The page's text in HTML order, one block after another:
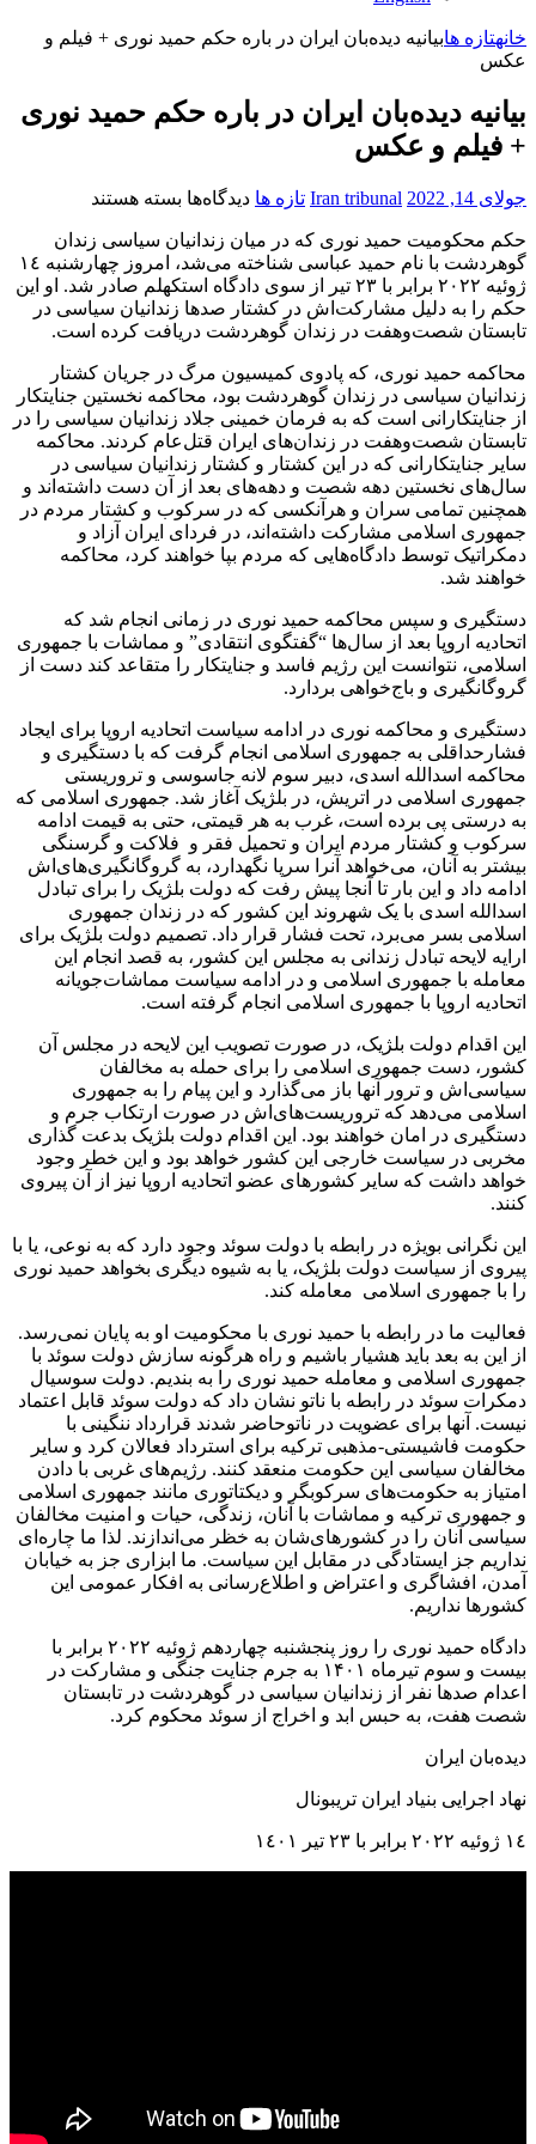
خانهتازه هابیانیه دیده‌بان ایران در باره حکم حمید نوری + فیلم و
عکس
بیانیه دیده‌بان ایران در باره حکم حمید نوری
+ فیلم و عکس
جولای 14, 2022 Iran tribunal تازه ها دیدگاه‌ها برای
دیده‌بان
ایران
در
باره
حکم
نوری
+
فیلم
و
عکس
بسته هستند
حکم محکومیت حمید نوری که در میان زندانیان سیاسی زندان
گوهردشت با نام حمید عباسی شناخته می‌شد، امروز چهارشنبه ١٤
ژوئیه ٢٠٢٢ برابر با ٢٣ تیر از سوی دادگاه استکهلم صادر شد. او این
حکم را به دلیل مشارکت‌اش در کشتار صدها زندانیان سیاسی در
تابستان شصت‌وهفت در زندان گوهردشت دریافت کرده است.
محاکمه حمید نوری، که پادوی کمیسیون مرگ در جریان کشتار
زندانیان سیاسی در زندان گوهردشت بود، محاکمه نخستین جنایتکار
از جنایتکارانی است که به فرمان خمینی جلاد زندانیان سیاسی را در
تابستان شصت‌وهفت در زندان‌های ایران قتل‌عام کردند. محاکمه
سایر جنایتکارانی که در این کشتار و کشتار زندانیان سیاسی در
سال‌های نخستین دهه شصت و دهه‌های بعد از آن دست داشته‌اند و
همچنین تمامی سران و هرآنکسی که در سرکوب و کشتار مردم در
جمهوری اسلامی مشارکت داشته‌اند، در فردای ایران آزاد و
دمکراتیک توسط دادگاه‌هایی که مردم بپا خواهند کرد، محاکمه
خواهند شد.
دستگیری و سپس محاکمه حمید نوری در زمانی انجام شد که
اتحادیه اروپا بعد از سال‌ها “گفتگوی انتقادی” و مماشات با جمهوری
اسلامی، نتوانست این رژیم فاسد و جنایتکار را متقاعد کند دست از
گروگانگیری و باج‌خواهی بردارد.
دستگیری و محاکمه نوری در ادامه سیاست اتحادیه اروپا برای ایجاد
فشارحداقلی به جمهوری اسلامی انجام گرفت که با دستگیری و
محاکمه اسدالله اسدی، دبیر سوم لانه جاسوسی و تروریستی
جمهوری اسلامی در اتریش، در بلژیک آغاز شد. جمهوری اسلامی که
به درستی پی برده است، غرب به هر قیمتی، حتی به قیمت ادامه
سرکوب و کشتار مردم ایران و تحمیل فقر و فلاکت و گرسنگی
بیشتر به آنان، می‌خواهد آنرا سرپا نگهدارد، به گروگانگیری‌های‌اش
ادامه داد و این بار تا آنجا پیش رفت که دولت بلژیک را برای تبادل
اسدالله اسدی با یک شهروند این کشور که در زندان جمهوری
اسلامی بسر می‌برد، تحت فشار قرار داد. تصمیم دولت بلژیک برای
ارایه لایحه تبادل زندانی به مجلس این کشور، به قصد انجام این
معامله با جمهوری اسلامی و در ادامه سیاست مماشات‌جویانه
اتحادیه اروپا با جمهوری اسلامی انجام گرفته است.
این اقدام دولت بلژیک، در صورت تصویب این لایحه در مجلس آن
کشور، دست جمهوری اسلامی را برای حمله به مخالفان
سیاسی‌اش و ترور آنها باز می‌گذارد و این پیام را به جمهوری
اسلامی می‌دهد که تروریست‌های‌اش در صورت ارتکاب جرم و
دستگیری در امان خواهند بود. این اقدام دولت بلژیک بدعت گذاری
مخربی در سیاست خارجی این کشور خواهد بود و این خطر وجود
خواهد داشت که سایر کشورهای عضو اتحادیه اروپا نیز از آن پیروی
کنند.
این نگرانی بویژه در رابطه با دولت سوئد وجود دارد که به نوعی، یا با
پیروی از سیاست دولت بلژیک، یا به شیوه دیگری بخواهد حمید نوری
را با جمهوری اسلامی معامله کند.
فعالیت ما در رابطه با حمید نوری با محکومیت او به پایان نمی‌رسد.
از این به بعد باید هشیار باشیم و راه هرگونه سازش دولت سوئد با
جمهوری اسلامی و معامله حمید نوری را به بندیم. دولت سوسیال
دمکرات سوئد در رابطه با ناتو نشان داد که دولت سوئد قابل اعتماد
نیست. آنها برای عضویت در ناتوحاضر شدند قرارداد ننگینی با
حکومت فاشیستی-مذهبی ترکیه برای استرداد فعالان کرد و سایر
مخالفان سیاسی این حکومت منعقد کنند. رژیم‌های غربی با دادن
امتیاز به حکومت‌های سرکوبگر و دیکتاتوری مانند جمهوری اسلامی
و جمهوری ترکیه و مماشات با آنان، زندگی، حیات و امنیت مخالفان
سیاسی آنان را در کشورهای‌شان به خظر می‌اندازند. لذا ما چاره‌ای
نداریم جز ایستادگی در مقابل این سیاست. ما ابزاری جز به خیابان
آمدن، افشاگری و اعتراض و اطلاع‌رسانی به افکار عمومی این
کشورها نداریم.
دادگاه حمید نوری را روز پنجشنبه چهاردهم ژوئیه ۲۰۲۲ برابر با
بیست و سوم تیرماه ۱۴۰۱ به جرم جنایت جنگی و مشارکت در
اعدام صدها نفر از زندانیان سیاسی در گوهردشت در تابستان
شصت هفت، به حبس ابد و اخراج از سوئد محکوم کرد.
دیده‌بان ایران
نهاد اجرایی بنیاد ایران تریبونال
١٤ ژوئیه ٢٠٢٢ برابر با ٢٣ تیر ١٤٠١